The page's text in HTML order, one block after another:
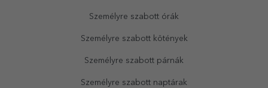
Személyre szabott órák
Személyre szabott kötények
Személyre szabott párnák
Személyre szabott naptárak